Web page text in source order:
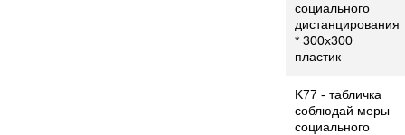
социального
дистанцирования
* 300x300
пластик
K77 - табличка
соблюдай меры
социального